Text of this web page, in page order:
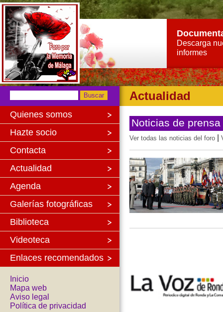
Descarga
informes
Quienes somos
Hazte socio
Contacta
Actualidad
Agenda
Galerías fotográficas
Biblioteca
Videoteca
Enlaces recomendados
Inicio
Mapa web
Aviso legal
Política de privacidad
Actualidad
Noticias de prensa
Ver todas las noticias del foro